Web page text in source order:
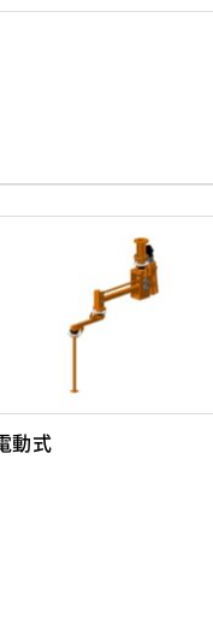
動式